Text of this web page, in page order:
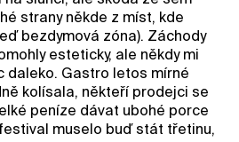
strany někde z míst, kde
bezdymová zóna). Záchody
esteticky, ale někdy mi
daleko. Gastro letos mírné
kolísala, někteří prodejci se
peníze dávat ubohé porce
muselo buď stát třetinu,